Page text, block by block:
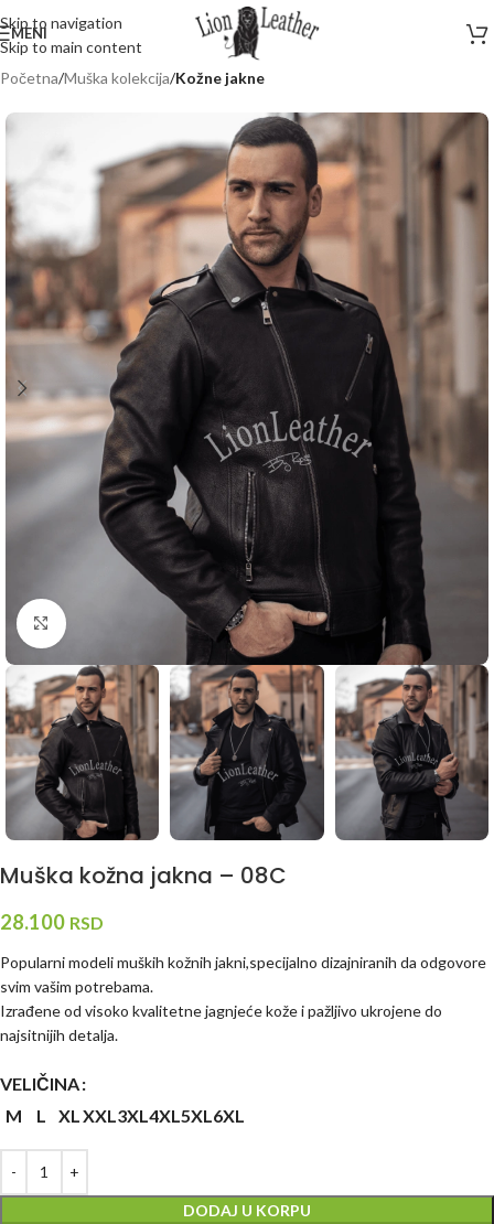
Skip to navigation
Skip to main content
MENI
Početna Muška kolekcija Kožne jakne
Kliknite za uvećanje
Muška kožna jakna – 08C
28.100 RSD
Popularni modeli muških kožnih jakni,specijalno dizajniranih da odgovore
svim vašim potrebama.
Izrađene od visoko kvalitetne jagnjeće kože i pažljivo ukrojene do
najsitnijih detalja.
VELIČINA
M
L XL XXL 3XL 4XL 5XL 6XL
DODAJ U KORPU